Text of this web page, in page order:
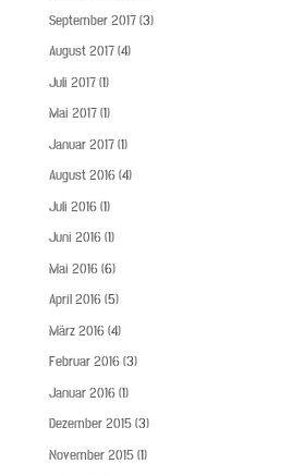
September 2017(3)
August 2017(4)
Juli 2017(1)
Mai 2017(1)
Januar 2017(1)
August 2016(4)
Juli 2016(1)
Juni 2016(1)
Mai 2016(6)
April 2016(5)
März 2016(4)
Februar 2016(3)
Januar 2016(1)
Dezember 2015(3)
November 2015(1)